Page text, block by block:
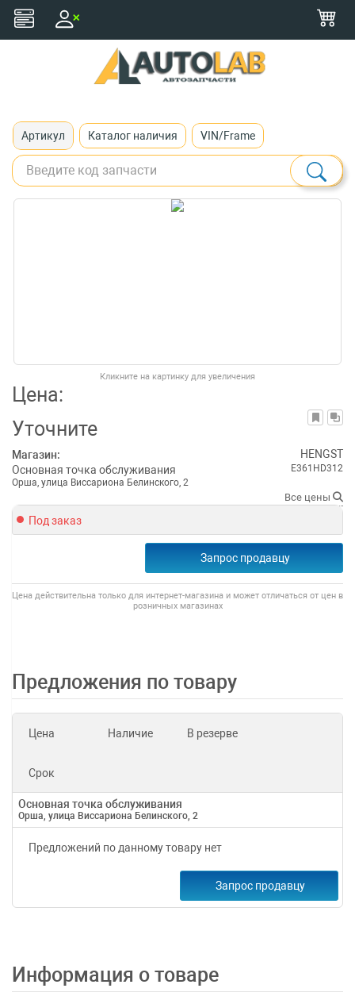
Артикул Каталог наличия VIN/Frame
Кликните на картинку для увеличения
Цена:
Уточните
Магазин:
Основная точка обслуживания
Орша, улица Виссариона Белинского, 2
HENGST
E361HD312
Все цены
Под заказ
Запрос продавцу
Цена действительна только для интернет-магазина и может отличаться от цен в
розничных магазинах
Предложения по товару
Цена Наличие В резерве
Срок
Основная точка обслуживания
Орша, улица Виссариона Белинского, 2
Предложений по данному товару нет
Запрос продавцу
Информация о товаре